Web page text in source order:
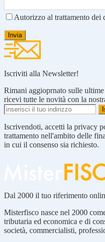
Autorizzo al trattamento dei
Iscriviti alla Newsletter!
Rimani aggioprnato sulle
ricevi tutte le novità con la
Iscrivendoti, accetti la privacy
trattamento nell'ambito delle
in cui il consenso sia richiesto.
Dal 2000 il tuo riferimento
Misterfisco nasce nel 2000
tributaria ed economica e di
società, commercialisti,